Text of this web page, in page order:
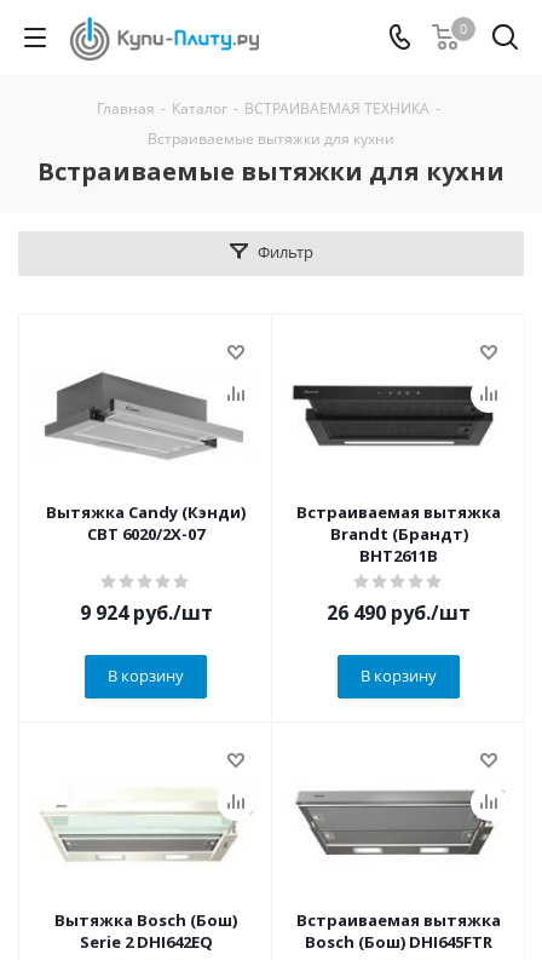
0
Главная - Каталог - ВСТРАИВАЕМАЯ ТЕХНИКА -
Встраиваемые вытяжки для кухни
Встраиваемые вытяжки для кухни
Фильтр
Вытяжка Candy (Кэнди)
CBT 6020/2X-07
9 924руб./шт
В корзину
Встраиваемая вытяжка
Brandt (Брандт)
BHT2611B
26 490 руб./шт
В корзину
Вытяжка Bosch (Бош)
Serie 2 DHI642EQ
Встраиваемая вытяжка
Bosch (Бош) DHI645FTR